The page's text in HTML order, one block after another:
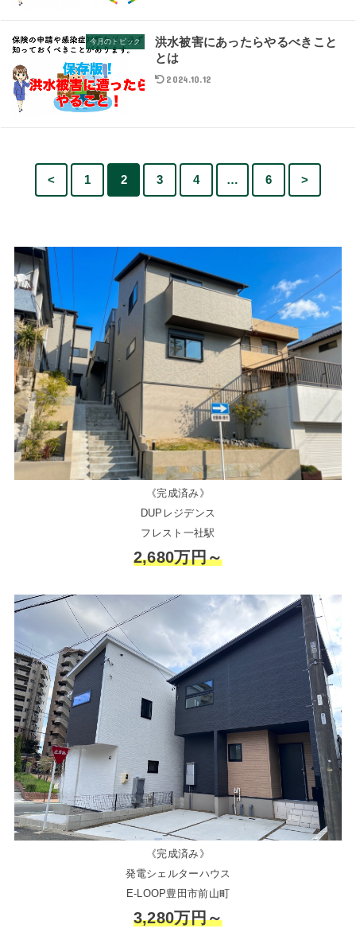
今月のトピック
洪水被害にあったらやるべきこと
とは
2024.10.12
< 1 2 3 4 … 6 >
《完成済み》
DUPレジデンス
フレスト一社駅
2,680万円～
《完成済み》
発電シェルターハウス
E-LOOP豊田市前山町
3,280万円～